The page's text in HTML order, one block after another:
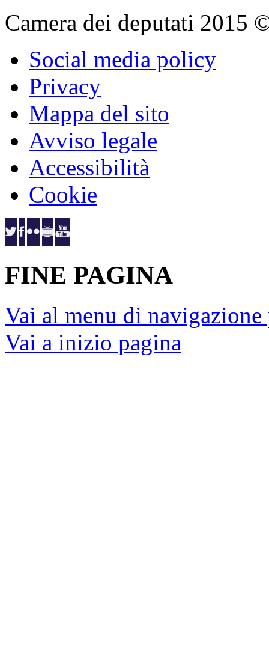
Camera dei deputati
Social media policy
Privacy
Mappa del sito
Avviso legale
Accessibilità
Cookie
FINE PAGINA
Vai al menu di
Vai a inizio pagina